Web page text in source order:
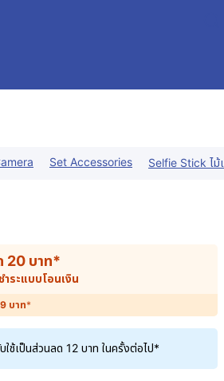
Set Accessories Selfie Stick ไม้
Brush (41937) แปรงข้าง
20 บาท*
ระแบบโอนเงิน
บาท*
ใช้เป็นส่วนลด 12 บาท ในครั้งต่อไป*